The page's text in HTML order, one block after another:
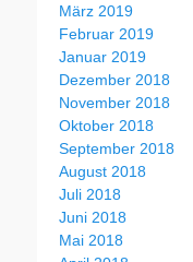
März 2019
Februar 2019
Januar 2019
Dezember 2018
November 2018
Oktober 2018
September 2018
August 2018
Juli 2018
Juni 2018
Mai 2018